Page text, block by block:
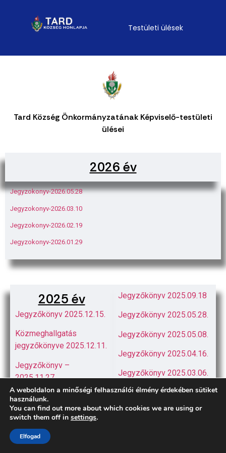
Testületi ülések
Tard Község Önkormányzatának Képviselő-testületi
ülései
2026 év
Jegyzokonyv-2026.05.28
Jegyzokonyv-2026.03.10
Jegyzokonyv-2026.02.19
Jegyzokonyv-2026.01.29
2025 év
Jegyzőkönyv 2025.12.15.
Közmeghallgatás
jegyzőkönyve 2025.12.11.
Jegyzőkönyv –
2025.11.27.
Jegyzőkönyv 2025.09.18
Jegyzőkönyv 2025.05.28.
Jegyzőkönyv 2025.05.08.
Jegyzőkönyv 2025.04.16.
Jegyzőkönyv 2025.03.06.
A weboldalon a minőségi felhasználói élmény érdekében sütiket
használunk.
You can find out more about which cookies we are using or
switch them off in settings.
Elfogad